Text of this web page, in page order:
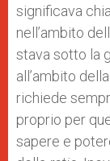
significava
nell’ambito
stava sotto la
all’ambito
richiede
proprio per
sapere e